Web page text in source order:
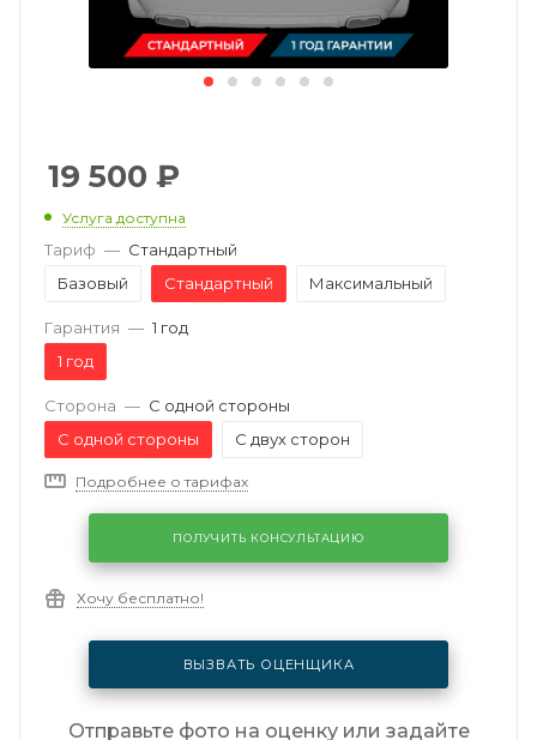
19 500 ₽
Услуга доступна
Тариф — Стандартный
Базовый
Стандартный Максимальный
Гарантия — 1 год
1 год
Сторона — С одной стороны
С одной стороны
С двух сторон
Подробнее о тарифах
ПОЛУЧИТЬ КОНСУЛЬТАЦИЮ
Хочу бесплатно!
ВЫЗВАТЬ ОЦЕНЩИКА
Отправьте фото на оценку или задайте